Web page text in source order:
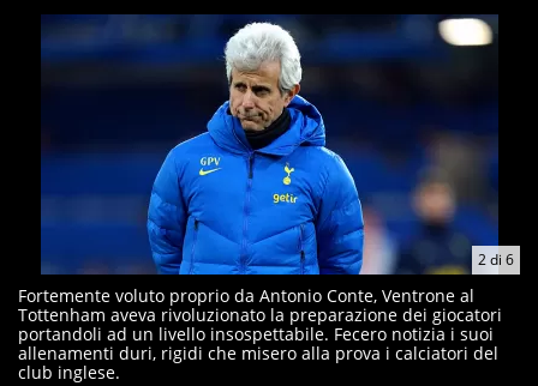
2di 6
Fortemente voluto proprio da Antonio Conte, Ventrone al
Tottenham aveva rivoluzionato la preparazione dei giocatori
portandoli ad un livello insospettabile. Fecero notizia i suoi
allenamenti duri, rigidi che misero alla prova i calciatori del
club inglese.